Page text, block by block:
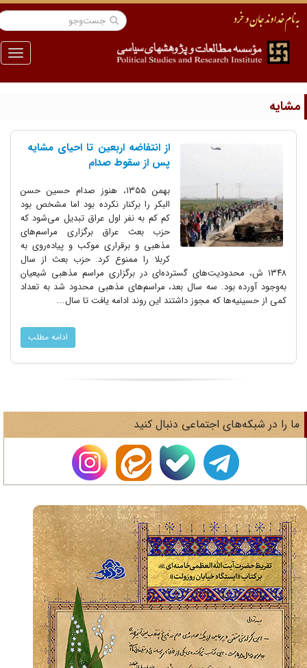
منو
از انتفاضه اربعین تا احیای مشایه
پس از سقوط صدام
بهمن ۱۳۵۵، هنوز صدام حسین حسن
البکر را برکنار نکرده بود اما مشخص بود
کم کم به نفر اول عراق تبدیل می‌شود که
حزب بعث عراق برگزاری مراسم‌های
مذهبی و برقراری موکب و پیاده‌روی به
کربلا را ممنوع کرد. حزب بعث از سال
۱۳۴۸ ش، محدودیت‌های گسترده‌ای در برگزاری مراسم مذهبی شیعیان
به‌وجود آورده بود. سه سال بعد، مراسم‌های مذهبی محدود شد به تعداد
کمی از حسینیه‌ها که مجوز داشتند این روند ادامه یافت تا سال...
ادامه مطلب
را در شبکه‌های اجتماعی دنبال کنید